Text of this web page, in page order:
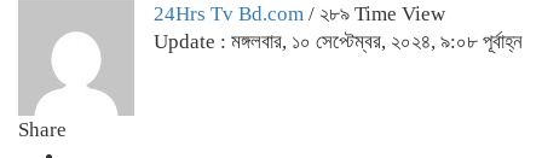
24Hrs Tv Bd.com / ২৮৯ Time View
Update : মঙ্গলবার, ১০ সেপ্টেম্বর, ২০২৪, ৯:০৮ পূর্বাহ্ন
Share